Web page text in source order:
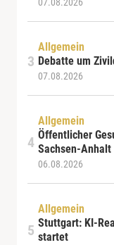
Allgemein
Debatte um
07.08.2026
Allgemein
Öffentlicher
Sachsen-
06.08.2026
Allgemein
Stuttgart: KI-
startet